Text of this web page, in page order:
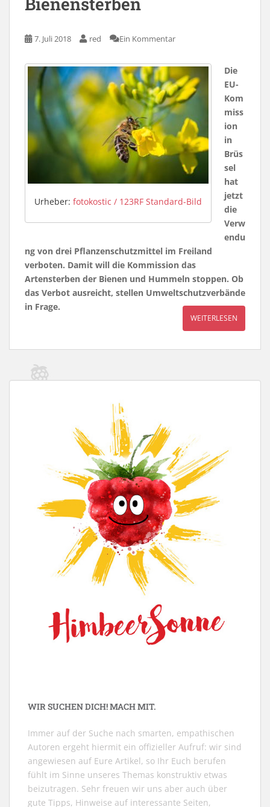
7. Juli 2018 red Ein Kommentar
Urheber: fotokostic / 123RF Standard-Bild
Die
EU-
Kom
miss
ion
in
Brüs
sel
hat
jetzt
die
Verw
endu
ng von drei Pflanzenschutzmittel im Freiland
verboten. Damit will die Kommission das
Artensterben der Bienen und Hummeln stoppen. Ob
das Verbot ausreicht, stellen Umweltschutzverbände
in Frage.
WEITERLESEN
WIR SUCHEN DICH! MACH MIT.
Immer auf der Suche nach smarten, empathischen
Autoren ergeht hiermit ein offizieller Aufruf: wir sind
angewiesen auf Eure Artikel, so Ihr Euch berufen
fühlt im Sinne unseres Themas konstruktiv etwas
beizutragen. Sehr freuen wir uns aber auch über
gute Tipps, Hinweise auf interessante Seiten,